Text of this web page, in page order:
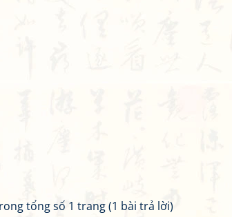
tổng số 1 trang (1 bài trả lời)